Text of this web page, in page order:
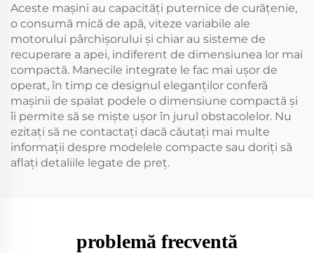
Aceste mașini au capacități puternice de curățenie,
o consumă mică de apă, viteze variabile ale
motorului pârchișorului și chiar au sisteme de
recuperare a apei, indiferent de dimensiunea lor mai
compactă. Manecile integrate le fac mai ușor de
operat, în timp ce designul eleganților conferă
mașinii de spalat podele o dimensiune compactă și
îi permite să se miște ușor în jurul obstacolelor. Nu
ezitați să ne contactați dacă căutați mai multe
informații despre modelele compacte sau doriți să
aflați detaliile legate de preț.
problemă frecventă